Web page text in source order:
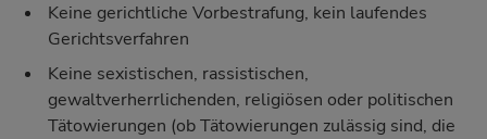
Keine gerichtliche Vorbestrafung, kein laufendes
Gerichtsverfahren
Keine sexistischen, rassistischen,
gewaltverherrlichenden, religiösen oder politischen
Tätowierungen (ob Tätowierungen zulässig sind, die